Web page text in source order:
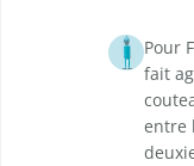
Pour
fait
entre